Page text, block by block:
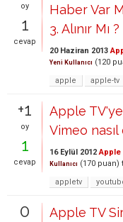
oy
1
cevap
Haber Var
3. Alınır Mı ?
20 Haziran 2013
Yeni Kullanıcı (120
apple
apple-tv
+1
oy
1
cevap
Apple
Vimeo
16 Eylül 2012 Apple
Kullanıcı (170 puan)
appletv
0 Apple TV